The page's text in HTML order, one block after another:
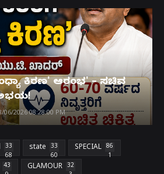
ಕಿರಣ' ಆರಂಭ' – ಸಚಿವ
06/2026 08:28:00 PM
33
68
state
33
60
SPECIAL
86
1
43
GLAMOUR
32